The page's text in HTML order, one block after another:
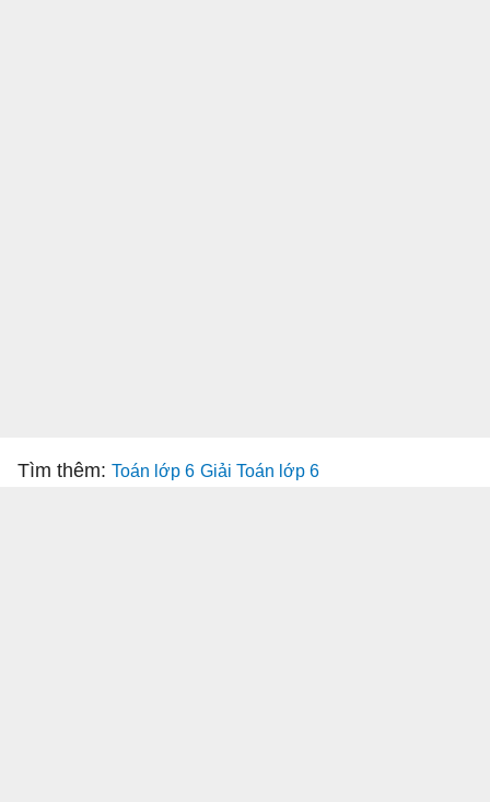
Tìm thêm: Toán lớp 6 Giải Toán lớp 6